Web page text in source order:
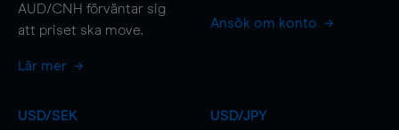
AUD/CNH förväntar sig
att priset ska move.
Lär mer
Ansök om konto
USD/SEK
USD/JPY